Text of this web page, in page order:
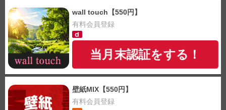
wall touch【550円】
有料会員登録
当月末認証をする！
壁紙MIX【550円】
有料会員登録